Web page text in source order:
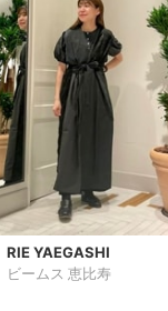
RIE YAEGASHI
ビームス 恵比寿